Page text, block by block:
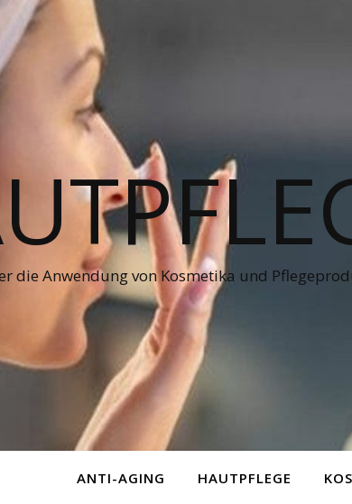
die Anwendung von Kosmetika und
ANTI-AGING HAUTPFLEGE